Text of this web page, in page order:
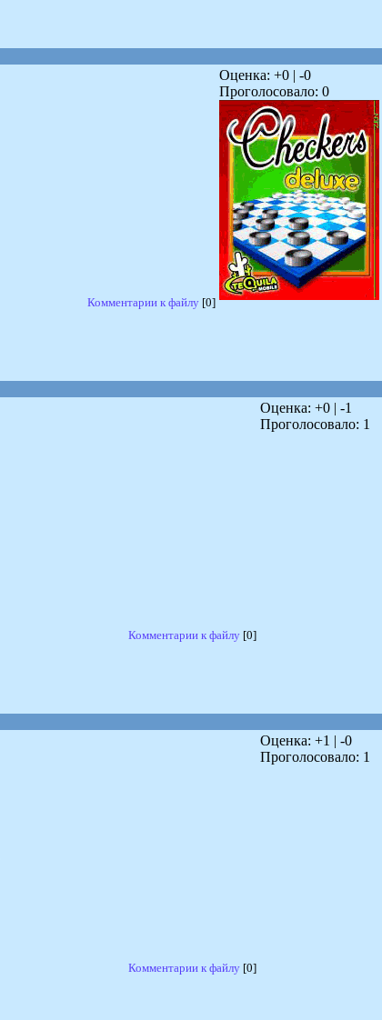
Комментарии к файлу [0]
Оценка: +0 | -0
Проголосовало: 0
Комментарии к файлу [0]
Оценка: +0 | -1
Проголосовало: 1
Комментарии к файлу [0]
Оценка: +1 | -0
Проголосовало: 1